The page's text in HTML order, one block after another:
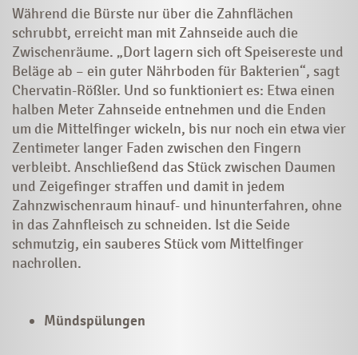
Während die Bürste nur über die Zahnflächen
schrubbt, erreicht man mit Zahnseide auch die
Zwischenräume. „Dort lagern sich oft Speisereste und
Beläge ab – ein guter Nährboden für Bakterien“, sagt
Chervatin-Rößler. Und so funktioniert es: Etwa einen
halben Meter Zahnseide entnehmen und die Enden
um die Mittelfinger wickeln, bis nur noch ein etwa vier
Zentimeter langer Faden zwischen den Fingern
verbleibt. Anschließend das Stück zwischen Daumen
und Zeigefinger straffen und damit in jedem
Zahnzwischenraum hinauf- und hinunterfahren, ohne
in das Zahnfleisch zu schneiden. Ist die Seide
schmutzig, ein sauberes Stück vom Mittelfinger
nachrollen.
Mündspülungen